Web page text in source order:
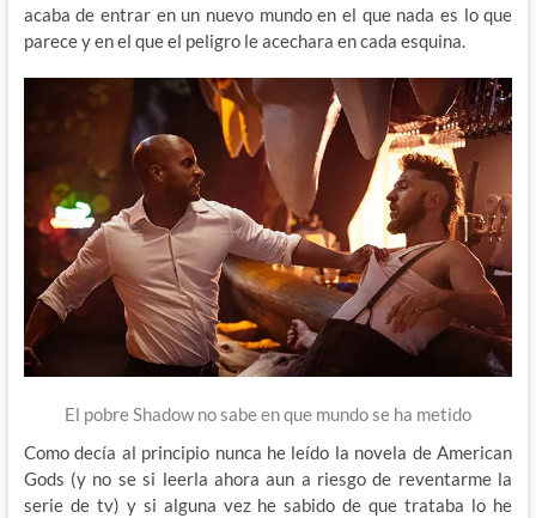
acaba de entrar en un nuevo mundo en el que nada es lo que
parece y en el que el peligro le acechara en cada esquina.
El pobre Shadow no sabe en que mundo se ha metido
Como decía al principio nunca he leído la novela de American
Gods (y no se si leerla ahora aun a riesgo de reventarme la
serie de tv) y si alguna vez he sabido de que trataba lo he